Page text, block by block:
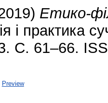
Етико-
і практика
С. 61–66.
Preview